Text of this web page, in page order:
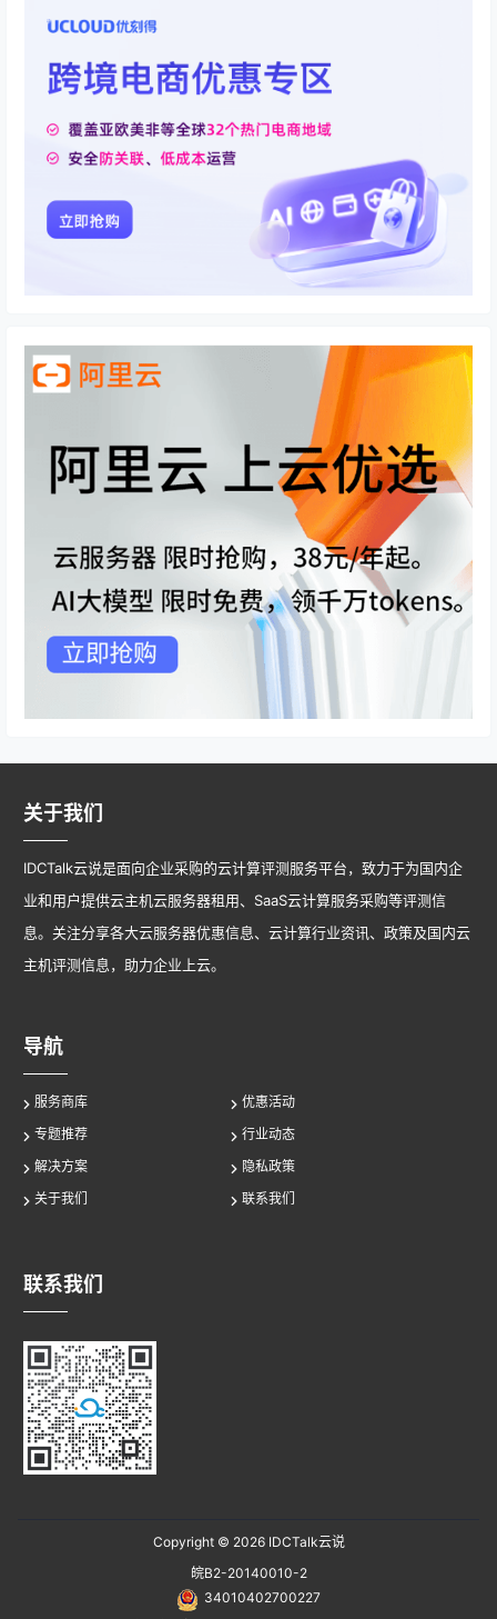
关于我们
IDCTalk云说是面向企业采购的云计算评测服务平台，致力于为国内企
业和用户提供云主机云服务器租用、SaaS云计算服务采购等评测信
息。关注分享各大云服务器优惠信息、云计算行业资讯、政策及国内云
主机评测信息，助力企业上云。
导航
服务商库
优惠活动
专题推荐
行业动态
解决方案
隐私政策
关于我们
联系我们
联系我们
Copyright © 2026IDCTalk云说
皖B2-20140010-2
34010402700227